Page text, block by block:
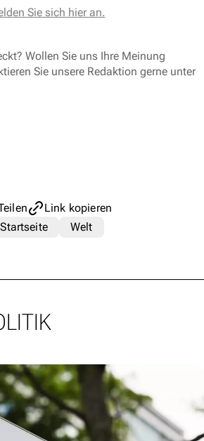
Sie sich hier an.
Wollen Sie uns Ihre Meinung
Sie unsere Redaktion gerne unter
Link kopieren
Startseite
Welt